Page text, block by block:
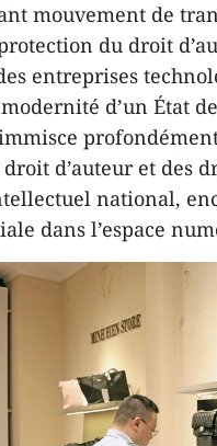
mouvement de
du droit
entreprises
d’un État
d’auteur et des
national,
dans l’espace